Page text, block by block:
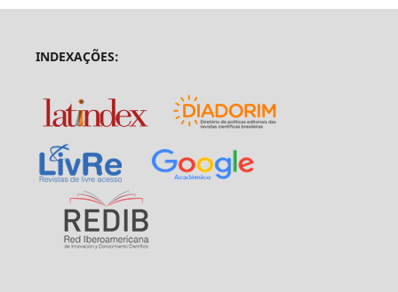
INDEXAÇÕES: